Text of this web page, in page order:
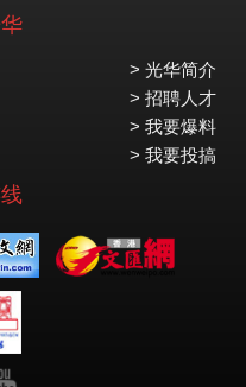
> 光华简介
> 招聘人才
> 我要爆料
> 我要投搞